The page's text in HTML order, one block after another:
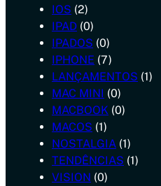
IOS (2)
IPAD (0)
IPADOS (0)
IPHONE (7)
LANÇAMENTOS (1)
MAC MINI (0)
MACBOOK (0)
MACOS (1)
NOSTALGIA (1)
TENDÊNCIAS (1)
VISION (0)